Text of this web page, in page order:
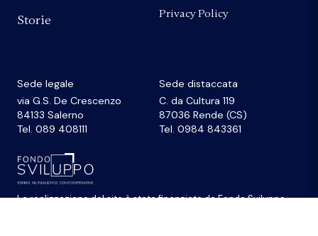
La realizzazione del sitoè stata finanziata daFondo Sviluppo
Sede legale
via G.S. De Crescenzo
84133 Salerno
Tel. 089 408111
Sede distaccata
C. da Cultura 119
87036 Rende (CS)
Tel. 0984 843361
Storie
Privacy Policy